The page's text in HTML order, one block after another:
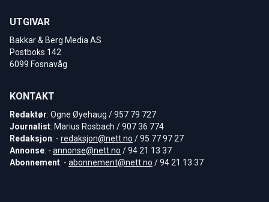
UTGIVAR
Bakkar & Berg Media AS
Postboks 142
6099 Fosnavåg
KONTAKT
Redaktør: Ogne Øyehaug / 957 79 727
Journalist: Marius Rosbach / 907 36 774
Redaksjon: - redaksjon@nett.no / 95 77 97 27
Annonse: - annonse@nett.no / 94 21 13 37
Abonnement: - abonnement@nett.no / 94 21 13 37